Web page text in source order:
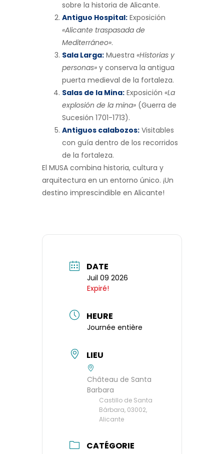
sobre la historia de Alicante.
Antiguo Hospital: Exposición
«Alicante traspasada de
Mediterráneo».
Sala Larga: Muestra «Historias y
personas» y conserva la antigua
puerta medieval de la fortaleza.
Salas de la Mina: Exposición «La
explosión de la mina» (Guerra de
Sucesión 1701-1713).
Antiguos calabozos: Visitables
con guía dentro de los recorridos
de la fortaleza.
El MUSA combina historia, cultura y
arquitectura en un entorno único. ¡Un
destino imprescindible en Alicante!
DATE
Juil 09 2026
Expiré!
HEURE
Journée entière
LIEU
Château de Santa
Barbara
Castillo de Santa
Bárbara, 03002,
Alicante
CATÉGORIE